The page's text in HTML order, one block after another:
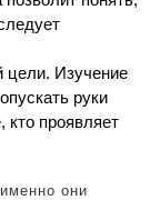
цели. Изучение
руки
кто проявляет
они